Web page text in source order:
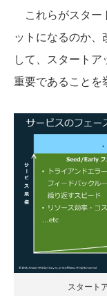
これらがスター
ットになるのか
して、スタート
重要であることを
スタート